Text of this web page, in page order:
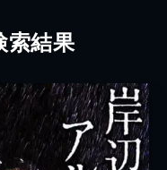
索結果